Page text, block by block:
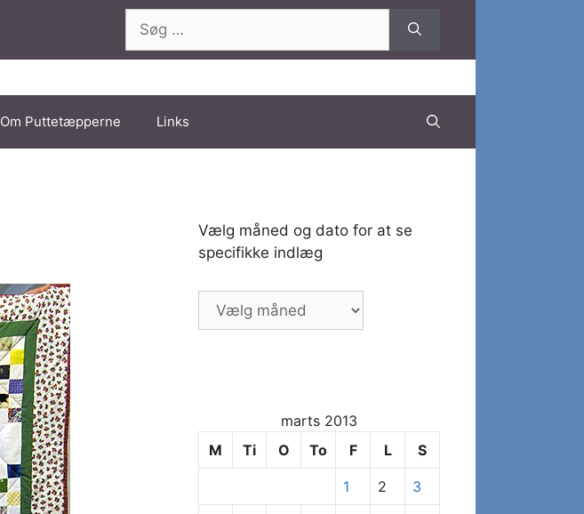
efter:
Om Puttetæpperne Links
Vælg måned og dato for at se
specifikke indlæg
Vælg
måned
se
specifikke
indlæg
marts 2013
M
Ti O To F L S
1 2 3